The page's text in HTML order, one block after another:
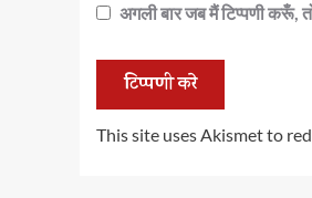
अगली बार जब मैं टिप्पणी करूँ,
This site uses Akismet to